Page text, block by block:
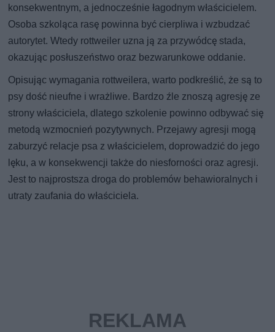
konsekwentnym, a jednocześnie łagodnym właścicielem.
Osoba szkoląca rasę powinna być cierpliwa i wzbudzać
autorytet. Wtedy rottweiler uzna ją za przywódcę stada,
okazując posłuszeństwo oraz bezwarunkowe oddanie.
Opisując wymagania rottweilera, warto podkreślić, że są to
psy dość nieufne i wrażliwe. Bardzo źle znoszą agresję ze
strony właściciela, dlatego szkolenie powinno odbywać się
metodą wzmocnień pozytywnych. Przejawy agresji mogą
zaburzyć relacje psa z właścicielem, doprowadzić do jego
lęku, a w konsekwencji także do niesforności oraz agresji.
Jest to najprostsza droga do problemów behawioralnych i
utraty zaufania do właściciela.